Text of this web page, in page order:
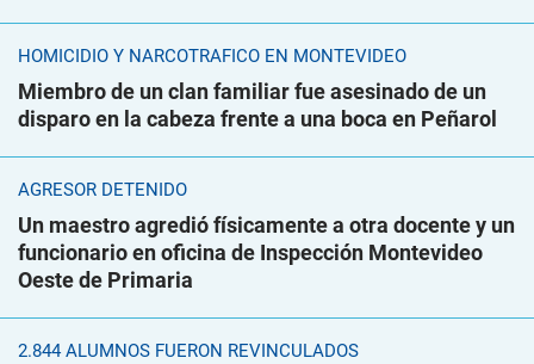
HOMICIDIO Y NARCOTRÁFICO EN MONTEVIDEO
Miembro de un clan familiar fue asesinado de un
disparo en la cabeza frente a una boca en Peñarol
AGRESOR DETENIDO
Un maestro agredió físicamente a otra docente y un
funcionario en oficina de Inspección Montevideo
Oeste de Primaria
2.844 ALUMNOS FUERON REVINCULADOS